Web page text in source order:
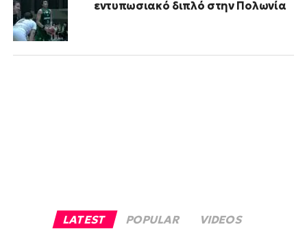
εντυπωσιακό διπλό στην Πολωνία
LATEST POPULAR VIDEOS